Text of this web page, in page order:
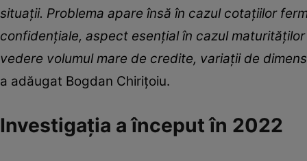
situații. Problema apare însă în cazul cotațiilor
confidențiale, aspect esențial în cazul
vedere volumul mare de credite, variații de
a adăugat Bogdan Chirițoiu.
Investigația a început în 2022